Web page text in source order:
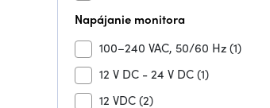
Napájanie monitora
100–240 VAC, 50/60 Hz(1)
12 V DC - 24 V DC(1)
12 VDC(2)